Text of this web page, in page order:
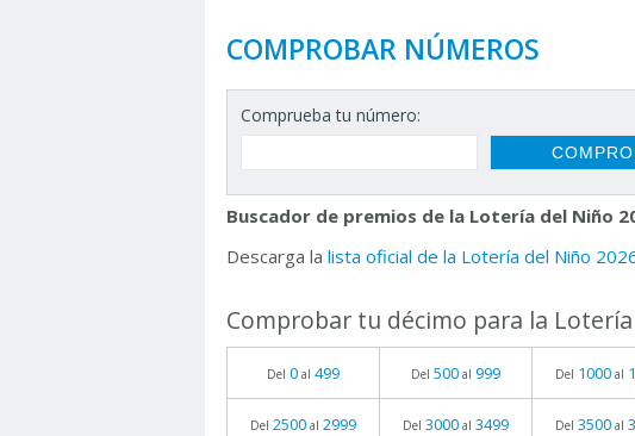
COMPROBAR NÚMEROS
Comprueba tu número:
Buscador de premios de la Lotería del Niño
Descarga la lista oficial de la Lotería del Niño
Comprobar tu décimo para la
Del 0 al 499 Del 500 al 999 Del 1000 al
Del 2500 al 2999 Del 3000 al 3499 Del 3500 al